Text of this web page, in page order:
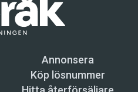
Annonsera
Köp lösnummer